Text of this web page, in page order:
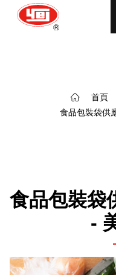
建議關鍵字
首頁
食品包裝袋供
食品包裝袋
-